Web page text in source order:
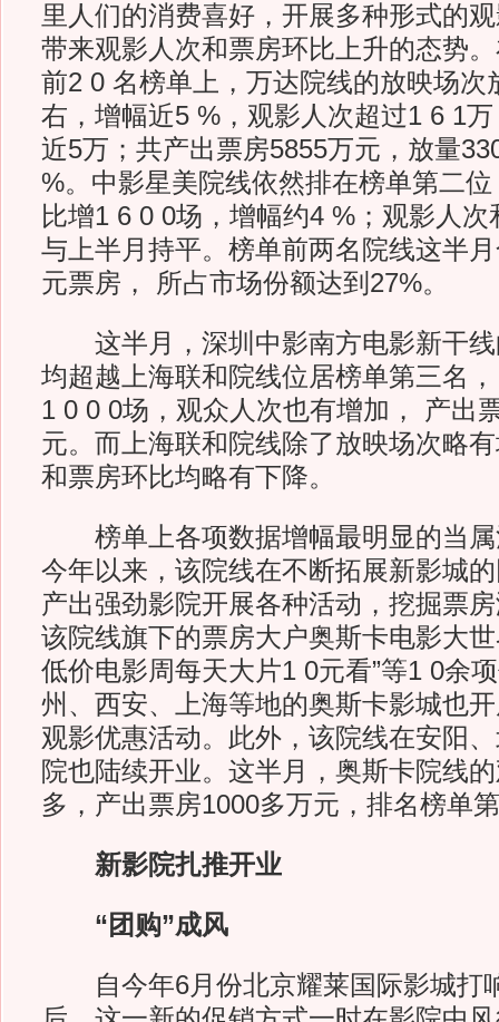
里人们的消费喜好，开展多种形式的
带来观影人次和票房环比上升的态势
前2 0 名榜单上，万达院线的放映场次
右，增幅近5 %，观影人次超过1 6 1
近5万；共产出票房5855万元，放量
%。中影星美院线依然排在榜单第二
比增1 6 0 0场，增幅约4 %；观影人
与上半月持平。榜单前两名院线这半
元票房， 所占市场份额达到27%。
这半月，深圳中影南方电影新干线
均超越上海联和院线位居榜单第三名
1 0 0 0场，观众人次也有增加， 产出
元。而上海联和院线除了放映场次略
和票房环比均略有下降。
榜单上各项数据增幅最明显的当属
今年以来，该院线在不断拓展新影城
产出强劲影院开展各种活动，挖掘票
该院线旗下的票房大户奥斯卡电影大
低价电影周每天大片1 0元看”等1 0余
州、西安、上海等地的奥斯卡影城也
观影优惠活动。此外，该院线在安阳
院也陆续开业。这半月，奥斯卡院线
多，产出票房1000多万元，排名榜单
新影院扎推开业
“团购”成风
自今年6月份北京耀莱国际影城打响